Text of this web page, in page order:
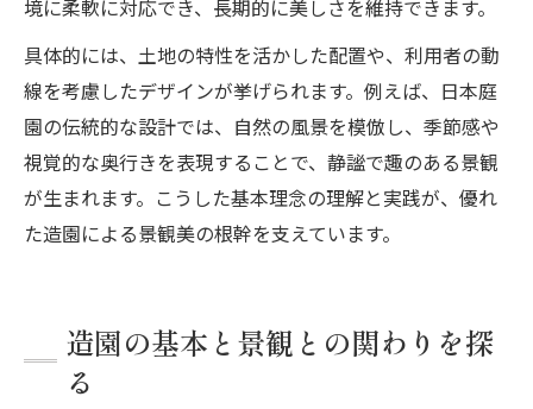
境に柔軟に対応でき、長期的に美しさを維持できます。
具体的には、土地の特性を活かした配置や、利用者の動
線を考慮したデザインが挙げられます。例えば、日本庭
園の伝統的な設計では、自然の風景を模倣し、季節感や
視覚的な奥行きを表現することで、静謐で趣のある景観
が生まれます。こうした基本理念の理解と実践が、優れ
た造園による景観美の根幹を支えています。
造園の基本と景観との関わりを探
る